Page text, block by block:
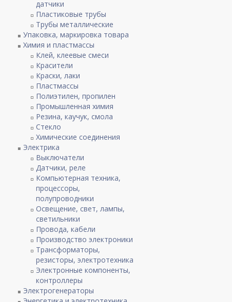
датчики
Пластиковые трубы
Трубы металлические
Упаковка, маркировка товара
Химия и пластмассы
Клей, клеевые смеси
Красители
Краски, лаки
Пластмассы
Полиэтилен, пропилен
Промышленная химия
Резина, каучук, смола
Стекло
Химические соединения
Электрика
Выключатели
Датчики, реле
Компьютерная техника,
процессоры,
полупроводники
Освещение, свет, лампы,
светильники
Провода, кабели
Производство электроники
Трансформаторы,
резисторы, электротехника
Электронные компоненты,
контроллеры
Электрогенераторы